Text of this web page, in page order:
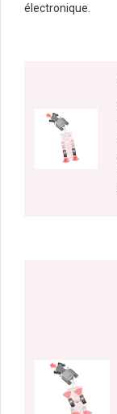
électronique.